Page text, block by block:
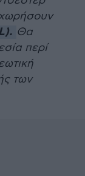
Θα
περί
των